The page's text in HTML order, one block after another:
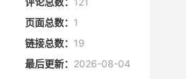
Vultr
阿里云